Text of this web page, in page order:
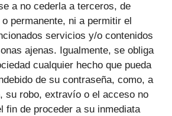
a no cederla a terceros, de
permanente, ni a permitir el
servicios y/o contenidos
ajenas. Igualmente, se obliga
cualquier hecho que pueda
de su contraseña, como, a
su robo, extravío o el acceso no
fin de proceder a su inmediata